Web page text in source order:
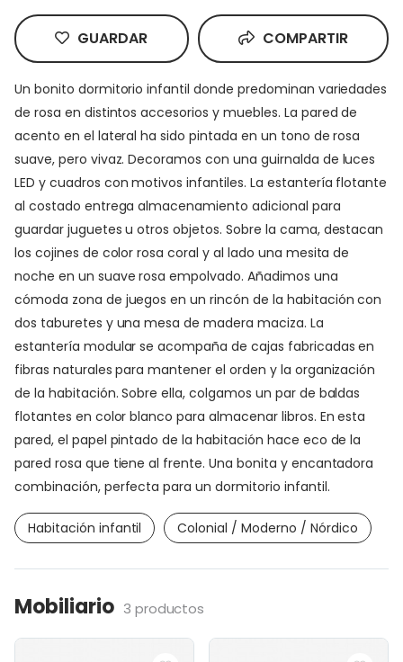
GUARDAR COMPARTIR
Un bonito dormitorio infantil donde predominan variedades
de rosa en distintos accesorios y muebles. La pared de
acento en el lateral ha sido pintada en un tono de rosa
suave, pero vivaz. Decoramos con una guirnalda de luces
LED y cuadros con motivos infantiles. La estantería flotante
al costado entrega almacenamiento adicional para
guardar juguetes u otros objetos. Sobre la cama, destacan
los cojines de color rosa coral y al lado una mesita de
noche en un suave rosa empolvado. Añadimos una
cómoda zona de juegos en un rincón de la habitación con
dos taburetes y una mesa de madera maciza. La
estantería modular se acompaña de cajas fabricadas en
fibras naturales para mantener el orden y la organización
de la habitación. Sobre ella, colgamos un par de baldas
flotantes en color blanco para almacenar libros. En esta
pared, el papel pintado de la habitación hace eco de la
pared rosa que tiene al frente. Una bonita y encantadora
combinación, perfecta para un dormitorio infantil.
Habitación infantil Colonial / Moderno / Nórdico
Mobiliario 3 productos